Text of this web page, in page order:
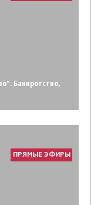
Банкротство,
ПРЯМЫЕ ЭФИРЫ